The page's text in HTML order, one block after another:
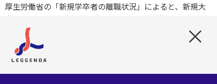
×
厚生労働省の「新規学卒者の離職状況」によると、新規大
卒就職者の3年以内の離職率には、事業所規模との因果関係
があることが分かります。
特に、従業員5人未満の事業所では、大卒就職者の3人に1人
が離職するという結果が示されており、最も高い水準
す。